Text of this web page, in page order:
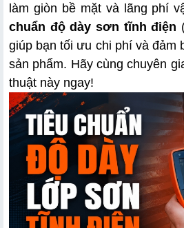
làm giòn bề mặt và lãng phí
chuẩn độ dày sơn tĩnh điện
giúp bạn tối ưu chi phí và đảm
sản phẩm. Hãy cùng chuyên
thuật này ngay!